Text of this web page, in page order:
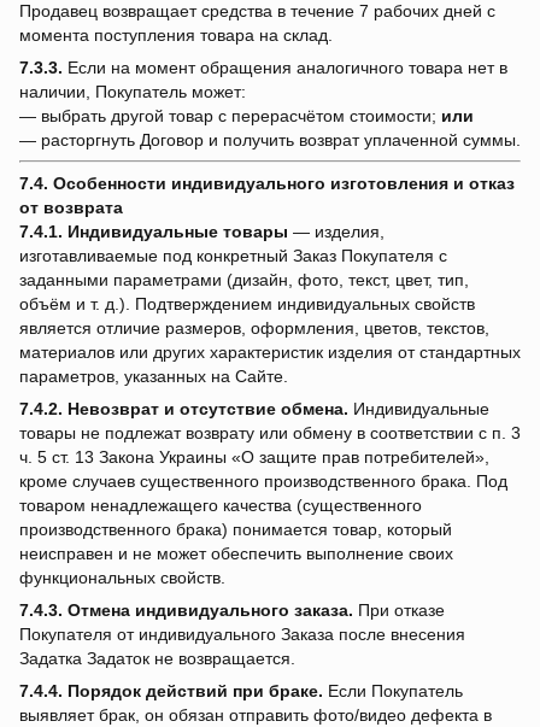
Продавец возвращает средства в течение 7 рабочих дней с
момента поступления товара на склад.
7.3.3. Если на момент обращения аналогичного товара нет в
наличии, Покупатель может:
— выбрать другой товар с перерасчётом стоимости; или
— расторгнуть Договор и получить возврат уплаченной суммы.
7.4. Особенности индивидуального изготовления и отказ
от возврата
7.4.1. Индивидуальные товары — изделия,
изготавливаемые под конкретный Заказ Покупателя с
заданными параметрами (дизайн, фото, текст, цвет, тип,
объём и т. д.). Подтверждением индивидуальных свойств
является отличие размеров, оформления, цветов, текстов,
материалов или других характеристик изделия от стандартных
параметров, указанных на Сайте.
7.4.2. Невозврат и отсутствие обмена. Индивидуальные
товары не подлежат возврату или обмену в соответствии с п. 3
ч. 5 ст. 13 Закона Украины «О защите прав потребителей»,
кроме случаев существенного производственного брака. Под
товаром ненадлежащего качества (существенного
производственного брака) понимается товар, который
неисправен и не может обеспечить выполнение своих
функциональных свойств.
7.4.3. Отмена индивидуального заказа. При отказе
Покупателя от индивидуального Заказа после внесения
Задатка Задаток не возвращается.
7.4.4. Порядок действий при браке. Если Покупатель
выявляет брак, он обязан отправить фото/видео дефекта в